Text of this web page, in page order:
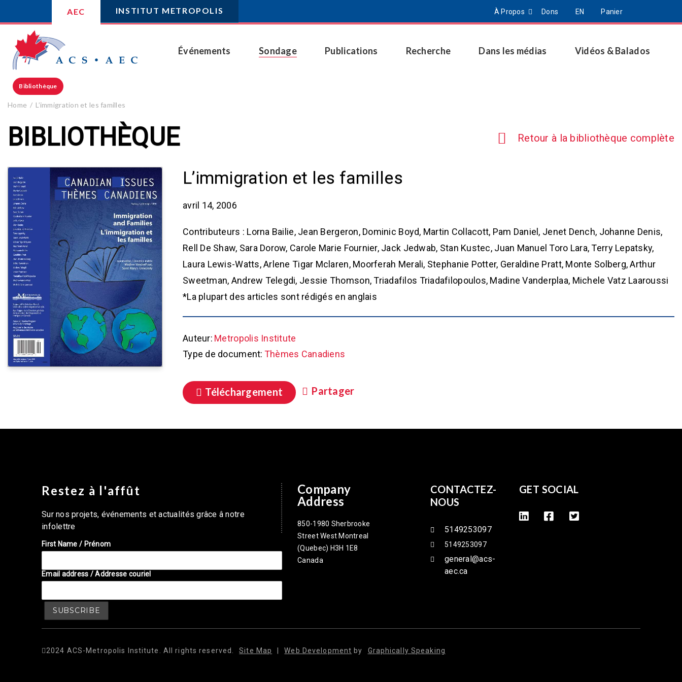
AEC INSTITUT METROPOLIS À Propos Dons EN Panier
Événements Sondage Publications Recherche Dans les médias Vidéos & Balados
Bibliothèque
Home L’immigration et les familles
BIBLIOTHÈQUE Retour à la bibliothèque complète
L’immigration et les familles
avril 14, 2006
Contributeurs : Lorna Bailie, Jean Bergeron, Dominic Boyd, Martin Collacott, Pam Daniel, Jenet Dench, Johanne Denis,
Rell De Shaw, Sara Dorow, Carole Marie Fournier, Jack Jedwab, Stan Kustec, Juan Manuel Toro Lara, Terry Lepatsky,
Laura Lewis-Watts, Arlene Tigar Mclaren, Moorferah Merali, Stephanie Potter, Geraldine Pratt, Monte Solberg, Arthur
Sweetman, Andrew Telegdi, Jessie Thomson, Triadafilos Triadafilopoulos, Madine Vanderplaa, Michele Vatz Laaroussi
*La plupart des articles sont rédigés en anglais
Auteur: Metropolis Institute
Type de document: Thèmes Canadiens
Téléchargement Partager
Restez à l'affût
Sur nos projets, événements et actualités grâce â notre
infolettre
First Name / Prénom
Email address / Addresse couriel
Company
Address
850-1980 Sherbrooke
Street West Montreal
(Quebec) H3H 1E8
Canada
CONTACTEZ-
NOUS
5149253097
5149253097
general@acs-
aec.ca
GET SOCIAL
2024 ACS-Metropolis Institute. All rights reserved. Site Map Web Development by Graphically Speaking